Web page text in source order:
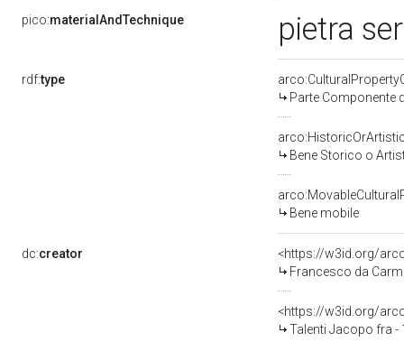
pico:materialAndTechnique pietra
rdf:type
Parte Componente
Bene Storico o
Bene mobile
dc:creator
<https://w3id.org/
Francesco da
<https://w3id.org/
Talenti Jacopo fra -